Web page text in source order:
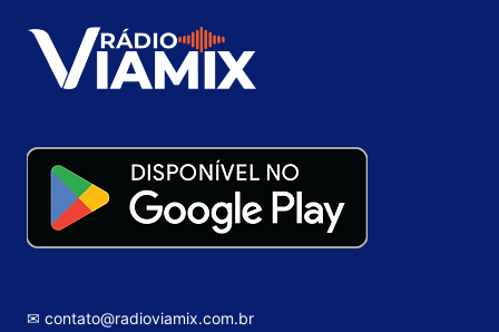
✉ contato@radioviamix.com.br